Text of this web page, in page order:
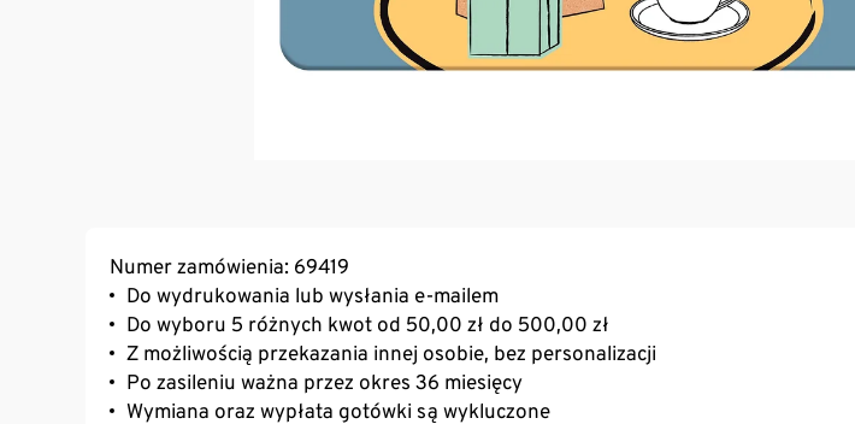
Numer zamówienia: 69419
Do wydrukowania lub wysłania e-mailem
Do wyboru 5 różnych kwot od 50,00 zł do 500,00 zł
Z możliwością przekazania innej osobie, bez personalizacji
Po zasileniu ważna przez okres 36 miesięcy
Wymiana oraz wypłata gotówki są wykluczone